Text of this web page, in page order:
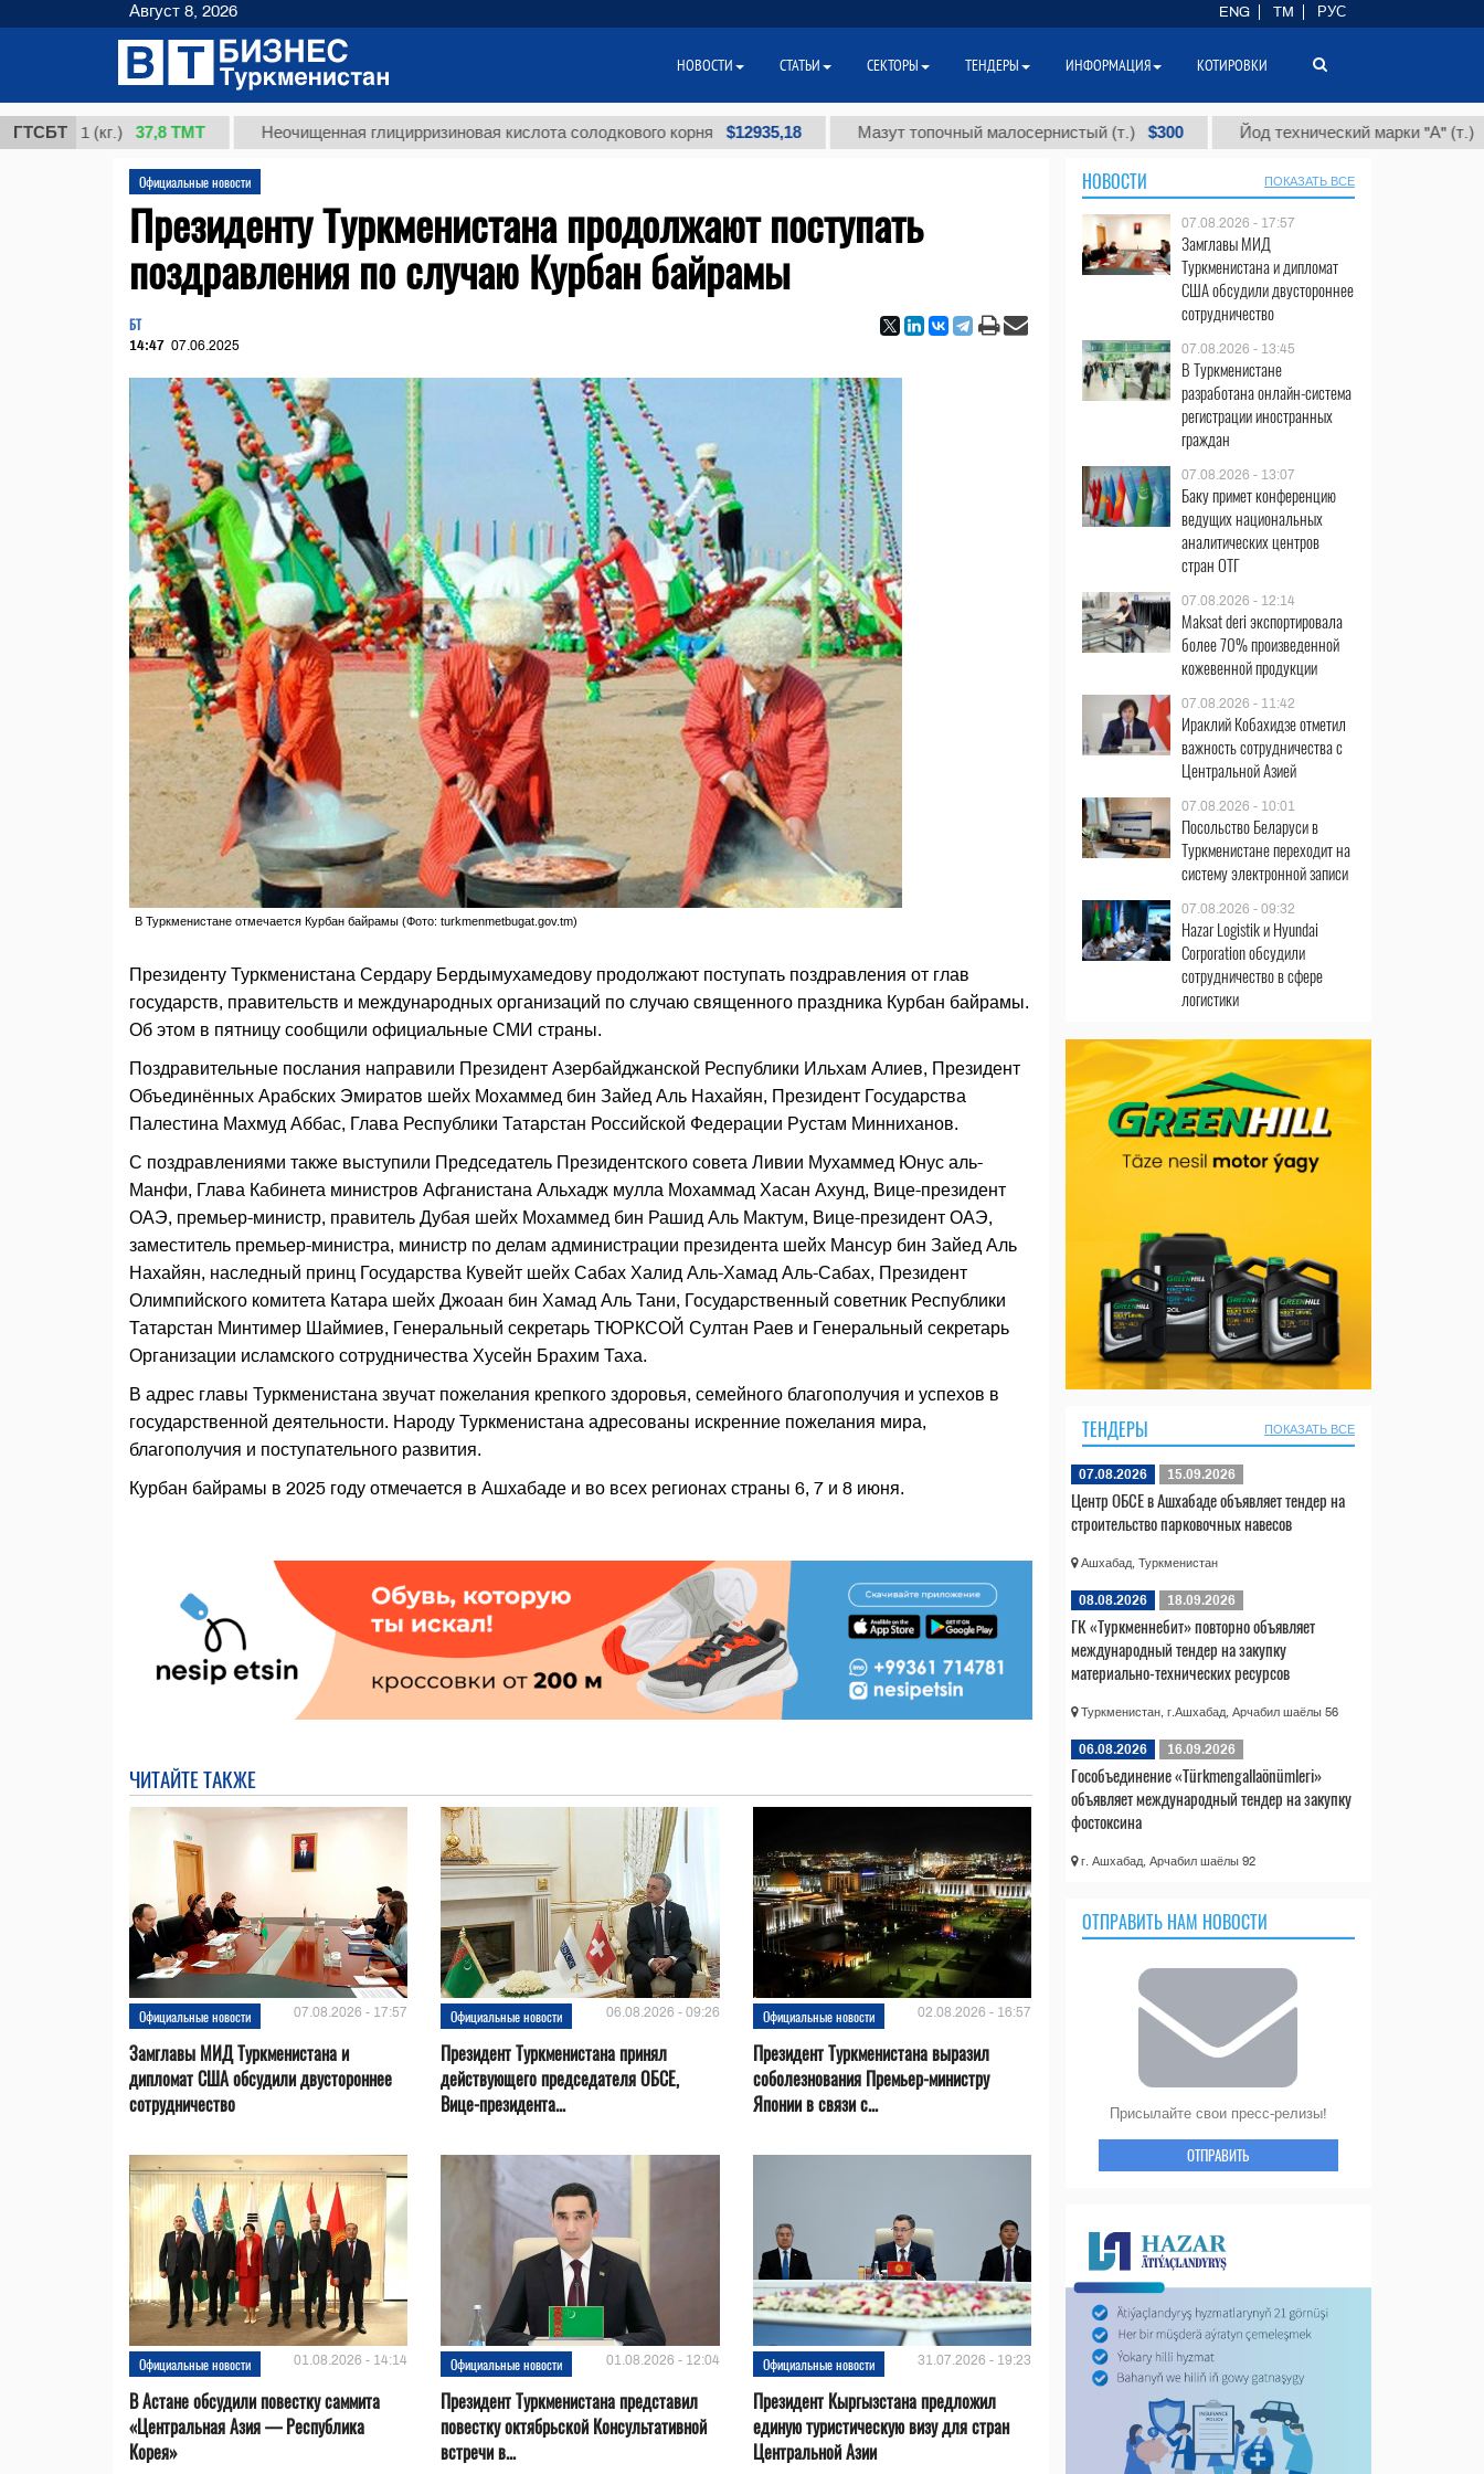
ГТСБТ
1 (кг.) 37,8 ТМТ Неочищенная глицирризиновая кислота солодкового корня $12935,18 Мазут топочный малосернистый (т.) $300 Йод технический марки "А" (т.) $86 000
Официальные новости
Президенту Туркменистана продолжают поступать
поздравления по случаю Курбан байрамы
БТ
14:47 07.06.2025
В Туркменистане отмечается Курбан байрамы (Фото: turkmenmetbugat.gov.tm)
Президенту Туркменистана Сердару Бердымухамедову продолжают поступать поздравления от глав
государств, правительств и международных организаций по случаю священного праздника Курбан байрамы.
Об этом в пятницу сообщили официальные СМИ страны.
Поздравительные послания направили Президент Азербайджанской Республики Ильхам Алиев, Президент
Объединённых Арабских Эмиратов шейх Мохаммед бин Зайед Аль Нахайян, Президент Государства
Палестина Махмуд Аббас, Глава Республики Татарстан Российской Федерации Рустам Минниханов.
С поздравлениями также выступили Председатель Президентского совета Ливии Мухаммед Юнус аль-
Манфи, Глава Кабинета министров Афганистана Альхадж мулла Мохаммад Хасан Ахунд, Вице-президент
ОАЭ, премьер-министр, правитель Дубая шейх Мохаммед бин Рашид Аль Мактум, Вице-президент ОАЭ,
заместитель премьер-министра, министр по делам администрации президента шейх Мансур бин Зайед Аль
Нахайян, наследный принц Государства Кувейт шейх Сабах Халид Аль-Хамад Аль-Сабах, Президент
Олимпийского комитета Катара шейх Джоаан бин Хамад Аль Тани, Государственный советник Республики
Татарстан Минтимер Шаймиев, Генеральный секретарь ТЮРКСОЙ Султан Раев и Генеральный секретарь
Организации исламского сотрудничества Хусейн Брахим Таха.
В адрес главы Туркменистана звучат пожелания крепкого здоровья, семейного благополучия и успехов в
государственной деятельности. Народу Туркменистана адресованы искренние пожелания мира,
благополучия и поступательного развития.
Курбан байрамы в 2025 году отмечается в Ашхабаде и во всех регионах страны 6, 7 и 8 июня.
ЧИТАЙТЕ ТАКЖЕ
Официальные новости 07.08.2026 - 17:57
Замглавы МИД Туркменистана и
дипломат США обсудили двустороннее
сотрудничество
Официальные новости 06.08.2026 - 09:26
Президент Туркменистана принял
действующего председателя ОБСЕ,
Вице-президента...
Официальные новости 02.08.2026 - 16:57
Президент Туркменистана выразил
соболезнования Премьер-министру
Японии в связи с...
Официальные новости 01.08.2026 - 14:14
В Астане обсудили повестку саммита
«Центральная Азия — Республика
Корея»
Официальные новости 01.08.2026 - 12:04
Президент Туркменистана представил
повестку октябрьской Консультативной
встречи в...
Официальные новости 31.07.2026 - 19:23
Президент Кыргызстана предложил
единую туристическую визу для стран
Центральной Азии
НОВОСТИ ПОКАЗАТЬ ВСЕ
07.08.2026 - 17:57
Замглавы МИД
Туркменистана и дипломат
США обсудили двустороннее
сотрудничество
07.08.2026 - 13:45
В Туркменистане
разработана онлайн-система
регистрации иностранных
граждан
07.08.2026 - 13:07
Баку примет конференцию
ведущих национальных
аналитических центров
стран ОТГ
07.08.2026 - 12:14
Maksat deri экспортировала
более 70% произведенной
кожевенной продукции
07.08.2026 - 11:42
Ираклий Кобахидзе отметил
важность сотрудничества с
Центральной Азией
07.08.2026 - 10:01
Посольство Беларуси в
Туркменистане переходит на
систему электронной записи
07.08.2026 - 09:32
Hazar Logistik и Hyundai
Corporation обсудили
сотрудничество в сфере
логистики
ТЕНДЕРЫ ПОКАЗАТЬ ВСЕ
07.08.2026 15.09.2026
Центр ОБСЕ в Ашхабаде объявляет тендер на
строительство парковочных навесов
Ашхабад, Туркменистан
08.08.2026 18.09.2026
ГК «Туркменнебит» повторно объявляет
международный тендер на закупку
материально-технических ресурсов
Туркменистан, г.Ашхабад, Арчабил шаёлы 56
06.08.2026 16.09.2026
Гособъединение «Türkmengallaönümleri»
объявляет международный тендер на закупку
фостоксина
г. Ашхабад, Арчабил шаёлы 92
ОТПРАВИТЬ НАМ НОВОСТИ
Присылайте свои пресс-релизы!
ОТПРАВИТЬ
Август 8, 2026 ENG TM РУС
НОВОСТИ СТАТЬИ СЕКТОРЫ ТЕНДЕРЫ ИНФОРМАЦИЯ КОТИРОВКИ